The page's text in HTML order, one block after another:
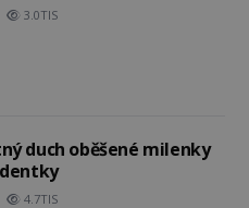
3.0TIS
duch oběšené milenky
4.7TIS